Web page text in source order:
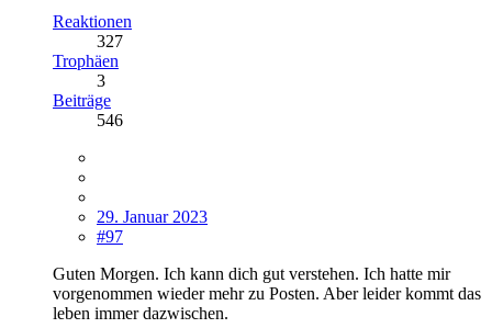
Reaktionen
327
Trophäen
3
Beiträge
546
29. Januar 2023
#97
Guten Morgen. Ich kann dich gut verstehen. Ich hatte mir
vorgenommen wieder mehr zu Posten. Aber leider kommt das
leben immer dazwischen.